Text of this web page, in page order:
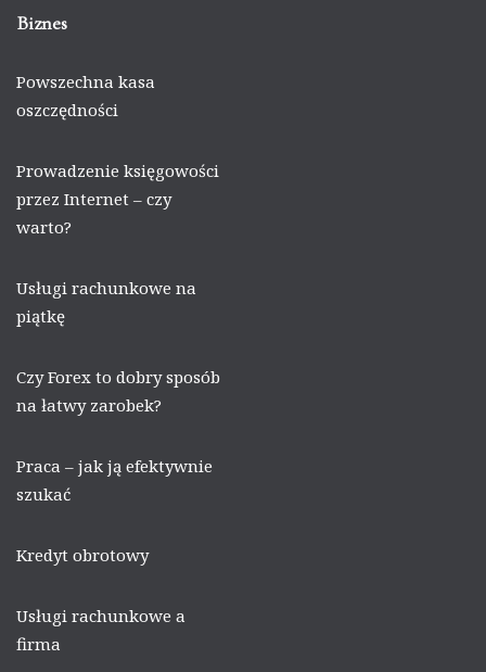
Biznes
Powszechna kasa
oszczędności
Prowadzenie księgowości
przez Internet – czy
warto?
Usługi rachunkowe na
piątkę
Czy Forex to dobry sposób
na łatwy zarobek?
Praca – jak ją efektywnie
szukać
Kredyt obrotowy
Usługi rachunkowe a
firma